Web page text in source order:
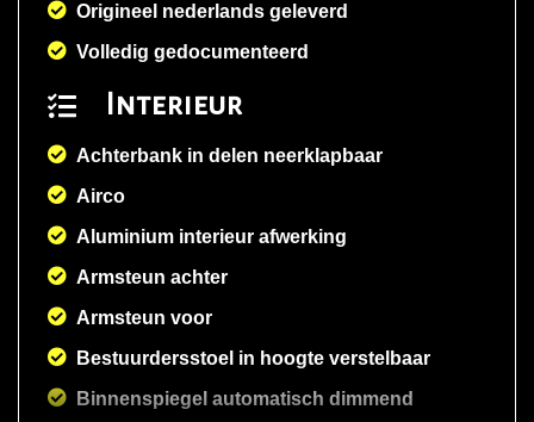
Origineel nederlands geleverd
Volledig gedocumenteerd
Interieur
Achterbank in delen neerklapbaar
Airco
Aluminium interieur afwerking
Armsteun achter
Armsteun voor
Bestuurdersstoel in hoogte verstelbaar
Binnenspiegel automatisch dimmend